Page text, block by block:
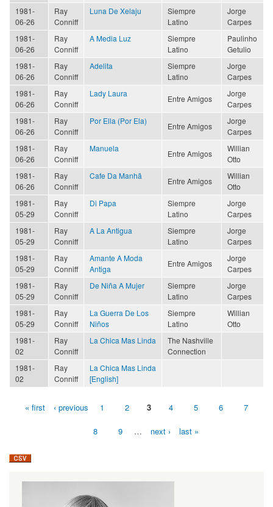
1981-
06-26
Ray
Conniff
Luna De Xelaju
Siempre
Latino
Jorge
Carpes
1981-
06-26
Ray
Conniff
A Media Luz
Siempre
Latino
Paulinho
Getulio
1981-
06-26
Ray
Conniff
Adelita
Siempre
Latino
Jorge
Carpes
1981-
06-26
Ray
Conniff
Lady Laura
Entre Amigos
Jorge
Carpes
1981-
06-26
Ray
Conniff
Por Ella (Por Ela)
Entre Amigos
Jorge
Carpes
1981-
06-26
Ray
Conniff
Manuela
Entre Amigos
Willian
Otto
1981-
06-26
Ray
Conniff
Cafe Da Manhã
Entre Amigos
Willian
Otto
1981-
05-29
Ray
Conniff
Di Papa
Siempre
Latino
Jorge
Carpes
1981-
05-29
Ray
Conniff
A La Antigua
Siempre
Latino
Jorge
Carpes
1981-
05-29
Ray
Conniff
Amante A Moda
Antiga
Entre Amigos
Jorge
Carpes
1981-
05-29
Ray
Conniff
De Niña A Mujer
Siempre
Latino
Jorge
Carpes
1981-
05-29
Ray
Conniff
La Guerra De Los
Niños
Siempre
Latino
Willian
Otto
1981-
02
Ray
Conniff
La Chica Mas Linda
The Nashville
Connection
1981-
02
Ray
Conniff
La Chica Mas Linda
[English]
Pages« first ‹ previous 1 2 3 4 5 6 7
8 9 … next › last »